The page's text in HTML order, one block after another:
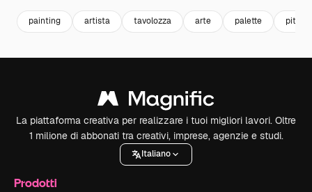
painting artista tavolozza arte palette pittura
La piattaforma creativa per realizzare i tuoi migliori lavori. Oltre
1 milione di abbonati tra creativi, imprese, agenzie e studi.
Italiano
Prodotti